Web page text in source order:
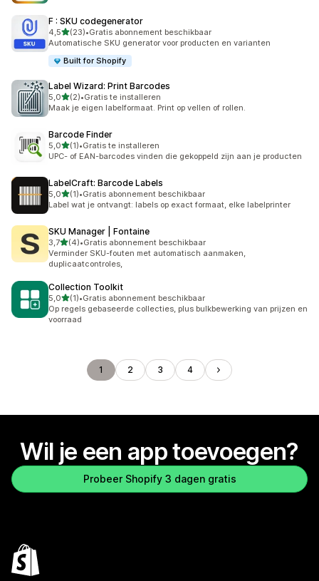
F : SKU codegenerator
4,5van 5 sterren
(23)
23 recensies in totaal
•Gratis abonnement beschikbaar
Automatische SKU generator voor producten en varianten
Built for Shopify
Label Wizard: Print Barcodes
5,0van 5 sterren
(2)
2 recensies in totaal
•Gratis te installeren
Maak je eigen labelformaat. Print op vellen of rollen.
Barcode Finder
5,0van 5 sterren
(1)
1 recensies in totaal
•Gratis te installeren
UPC- of EAN-barcodes vinden die gekoppeld zijn aan je producten
LabelCraft: Barcode Labels
5,0van 5 sterren
(1)
1 recensies in totaal
•Gratis abonnement beschikbaar
Label wat je ontvangt: labels op exact formaat, elke labelprinter
SKU Manager | Fontaine
3,7van 5 sterren
(4)
4 recensies in totaal
•Gratis abonnement beschikbaar
Verminder SKU-fouten met automatisch aanmaken,
duplicaatcontroles,
Collection Toolkit
5,0van 5 sterren
(1)
1 recensies in totaal
•Gratis abonnement beschikbaar
Op regels gebaseerde collecties, plus bulkbewerking van prijzen en
voorraad
1 2 3 4
Wil je een app toevoegen?
Probeer Shopify 3 dagen gratis